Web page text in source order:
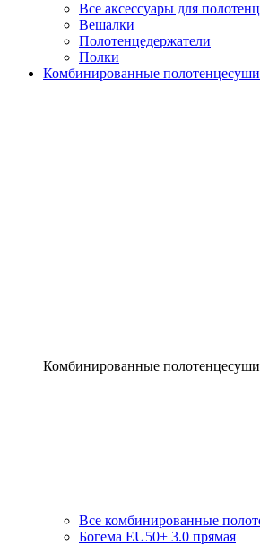
Все аксессуары для
Вешалки
Полотенцедержатели
Полки
Комбинированные
Комбинированные
Все комбинированные
Богема EU50+ 3.0 прямая